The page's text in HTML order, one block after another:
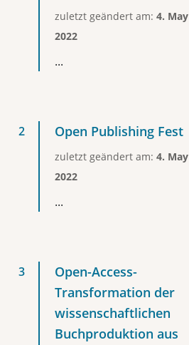
zuletzt geändert am: 4. May
2022
...
Open Publishing Fest
zuletzt geändert am: 4. May
2022
...
Open-Access-
Transformation der
wissenschaftlichen
Buchproduktion aus